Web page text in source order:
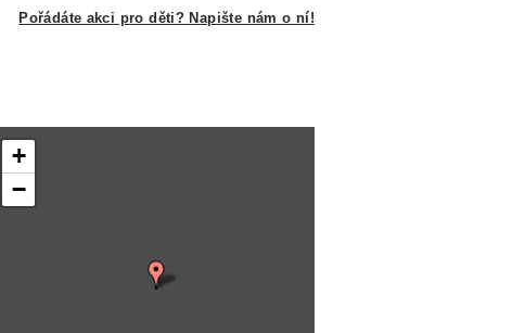
Pořádáte akci pro děti? Napište nám o ní!
+
−